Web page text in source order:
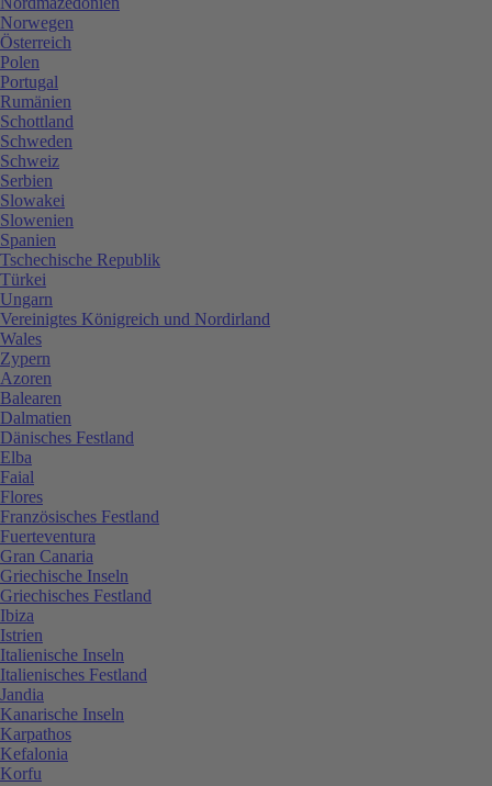
Norwegen
Österreich
Polen
Portugal
Rumänien
Schottland
Schweden
Schweiz
Serbien
Slowakei
Slowenien
Spanien
Tschechische Republik
Türkei
Ungarn
Vereinigtes Königreich und Nordirland
Wales
Zypern
Azoren
Balearen
Dalmatien
Dänisches Festland
Elba
Faial
Flores
Französisches Festland
Fuerteventura
Gran Canaria
Griechische Inseln
Griechisches Festland
Ibiza
Istrien
Italienische Inseln
Italienisches Festland
Jandia
Kanarische Inseln
Karpathos
Kefalonia
Korfu